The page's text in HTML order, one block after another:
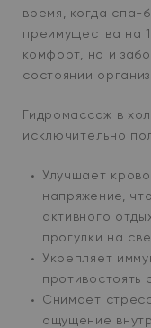
время, когда спа-
преимущества на
комфорт, но и
состоянии
Гидромассаж в
исключительно
Улучшает
напряжение,
активного
прогулки на
Укрепляет
противостоять
Снимает
ощущение